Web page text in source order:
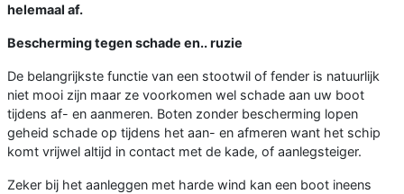
helemaal af.
Bescherming tegen schade en.. ruzie
De belangrijkste functie van een stootwil of fender is natuurlijk
niet mooi zijn maar ze voorkomen wel schade aan uw boot
tijdens af- en aanmeren. Boten zonder bescherming lopen
geheid schade op tijdens het aan- en afmeren want het schip
komt vrijwel altijd in contact met de kade, of aanlegsteiger.
Zeker bij het aanleggen met harde wind kan een boot ineens